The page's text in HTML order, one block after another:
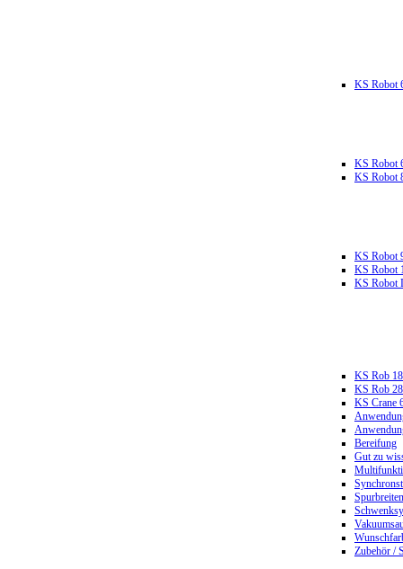
KS Robot
KS Robot
KS Robot
KS Robot
KS Robot
KS Robot
KS Rob
KS Rob
KS Crane
Bereifung
Gut zu
Zubehör /